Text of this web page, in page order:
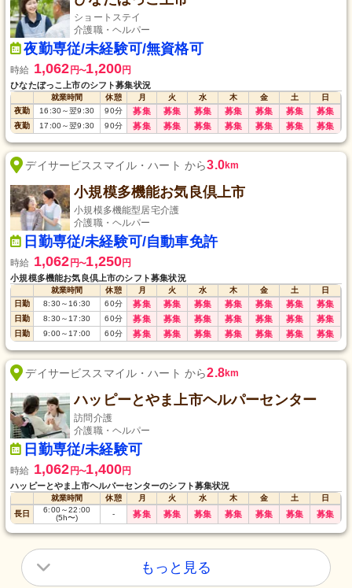
ショートステイ
介護職・ヘルパー
夜勤専従/未経験可/無資格可
時給 1,062 円〜1,200円
ひなたぼっこ上市のシフト募集状況
就業時間 休憩 月 火 水 木 金 土
日
夜勤
16:30～翌9:30 90分 募集 募集 募集 募集 募集 募集 募集
夜勤 17:00～翌9:30 90分 募集 募集 募集 募集 募集 募集 募集
デイサービススマイル・ハート から3.0km
小規模多機能お気良倶上市
小規模多機能型居宅介護
介護職・ヘルパー
日勤専従/未経験可/自動車免許
時給 1,062 円〜1,250円
小規模多機能お気良倶上市のシフト募集状況
就業時間 休憩 月 火 水 木 金 土
日
日勤
8:30～16:30 60分 募集 募集 募集 募集 募集 募集 募集
日勤 8:30～17:30 60分 募集 募集 募集 募集 募集 募集 募集
日勤 9:00～17:00 60分 募集 募集 募集 募集 募集 募集 募集
デイサービススマイル・ハート から2.8km
ハッピーとやま上市ヘルパーセンター
訪問介護
介護職・ヘルパー
日勤専従/未経験可
時給 1,062 円〜1,400円
ハッピーとやま上市ヘルパーセンターのシフト募集状況
就業時間 休憩 月 火 水 木 金 土
日
長日
6:00～22:00
(5h〜)
- 募集 募集 募集 募集 募集 募集 募集
もっと見る